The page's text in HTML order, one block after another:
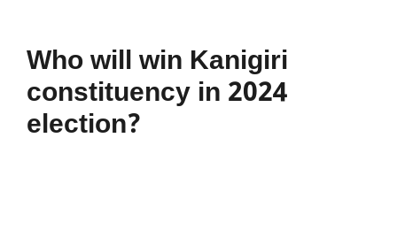
Who will win Kanigiri
constituency in 2024
election?